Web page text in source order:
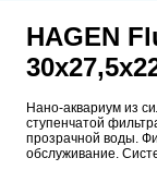
HAGEN
Нано-аквариум из
ступенчатой
прозрачной воды.
обслуживание.